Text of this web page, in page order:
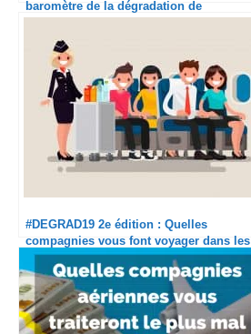
baromètre de la dégradation de
#DEGRAD19 2e édition : Quelles
compagnies vous font voyager dans les
meilleures conditions cet été ?